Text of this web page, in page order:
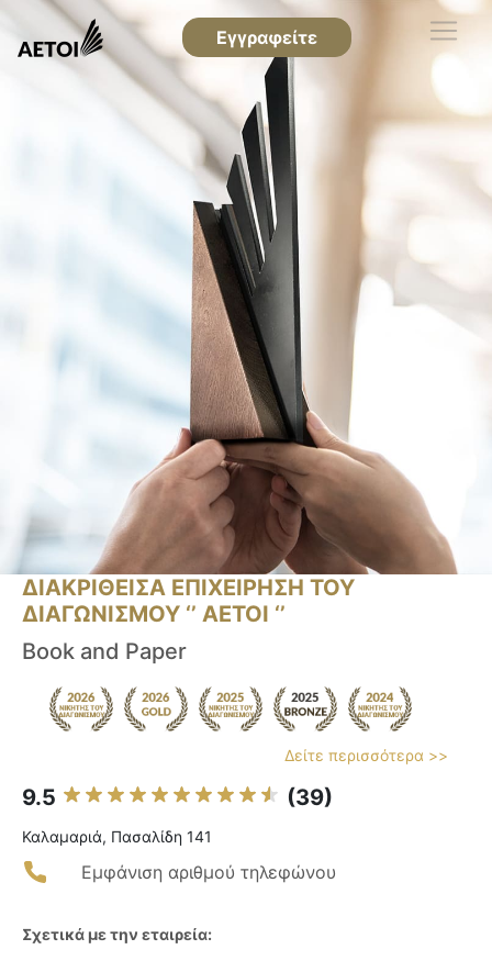
Εγγραφείτε
ΔΙΑΚΡΙΘΕΙΣΑ ΕΠΙΧΕΙΡΗΣΗ ΤΟΥ
ΔΙΑΓΩΝΙΣΜΟΥ ‘’ ΑΕΤΟΙ ‘’
Book and Paper
Δείτε περισσότερα >>
9.5 (39)
Καλαμαριά, Πασαλίδη 141
Εμφάνιση αριθμού τηλεφώνου
Σχετικά με την εταιρεία: